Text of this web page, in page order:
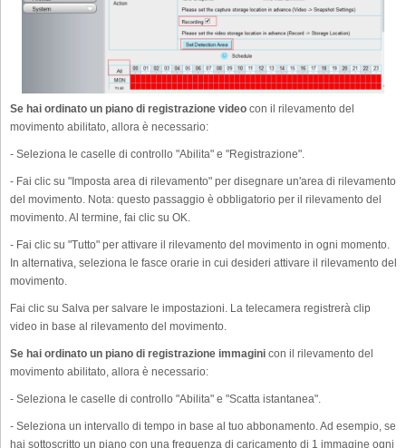
Se hai ordinato un piano di registrazione video con il rilevamento del
movimento abilitato, allora è necessario:
- Seleziona le caselle di controllo "Abilita" e "Registrazione".
- Fai clic su "Imposta area di rilevamento" per disegnare un'area di rilevamento
del movimento. Nota: questo passaggio è obbligatorio per il rilevamento del
movimento. Al termine, fai clic su OK.
- Fai clic su "Tutto" per attivare il rilevamento del movimento in ogni momento.
In alternativa, seleziona le fasce orarie in cui desideri attivare il rilevamento del
movimento.
Fai clic su Salva per salvare le impostazioni. La telecamera registrerà clip
video in base al rilevamento del movimento.
Se hai ordinato un piano di registrazione immagini con il rilevamento del
movimento abilitato, allora è necessario:
- Seleziona le caselle di controllo "Abilita" e "Scatta istantanea".
- Seleziona un intervallo di tempo in base al tuo abbonamento. Ad esempio, se
hai sottoscritto un piano con una frequenza di caricamento di 1 immagine ogni